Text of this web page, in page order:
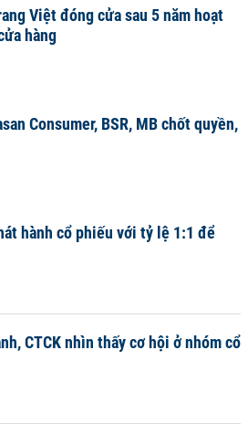
Việt đóng cửa sau 5 năm hoạt
hàng
Consumer, BSR, MB chốt quyền,
hành cổ phiếu với tỷ lệ 1:1 để
CTCK nhìn thấy cơ hội ở nhóm cổ